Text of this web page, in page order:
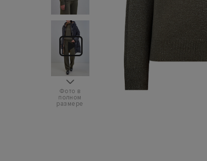
Фото в
полном
размере